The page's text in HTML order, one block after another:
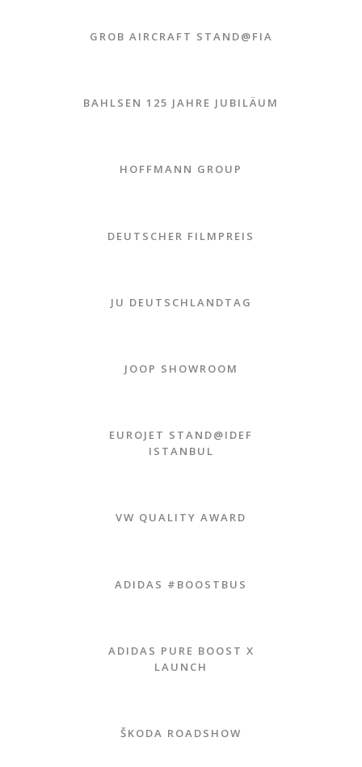
GROB AIRCRAFT STAND@FIA
BAHLSEN 125 JAHRE JUBILÄUM
HOFFMANN GROUP
DEUTSCHER FILMPREIS
JU DEUTSCHLANDTAG
JOOP SHOWROOM
EUROJET STAND@IDEF
ISTANBUL
VW QUALITY AWARD
ADIDAS #BOOSTBUS
ADIDAS PURE BOOST X
LAUNCH
ŠKODA ROADSHOW